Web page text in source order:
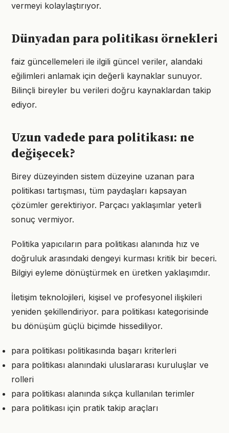
vermeyi kolaylaştırıyor.
Dünyadan para politikası örnekleri
faiz güncellemeleri ile ilgili güncel veriler, alandaki
eğilimleri anlamak için değerli kaynaklar sunuyor.
Bilinçli bireyler bu verileri doğru kaynaklardan takip
ediyor.
Uzun vadede para politikası: ne
değişecek?
Birey düzeyinden sistem düzeyine uzanan para
politikası tartışması, tüm paydaşları kapsayan
çözümler gerektiriyor. Parçacı yaklaşımlar yeterli
sonuç vermiyor.
Politika yapıcıların para politikası alanında hız ve
doğruluk arasındaki dengeyi kurması kritik bir beceri.
Bilgiyi eyleme dönüştürmek en üretken yaklaşımdır.
İletişim teknolojileri, kişisel ve profesyonel ilişkileri
yeniden şekillendiriyor. para politikası kategorisinde
bu dönüşüm güçlü biçimde hissediliyor.
para politikası politikasında başarı kriterleri
para politikası alanındaki uluslararası kuruluşlar ve
rolleri
para politikası alanında sıkça kullanılan terimler
para politikası için pratik takip araçları